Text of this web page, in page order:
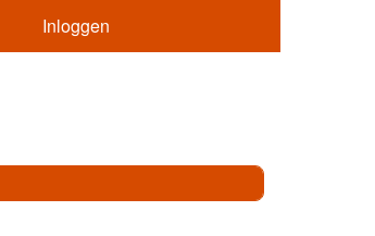
Inloggen